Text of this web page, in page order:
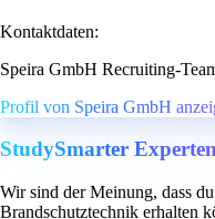
Kontaktdaten:
Speira GmbH Recruiting-
Profil von Speira GmbH
StudySmarter
Wir sind der Meinung, dass
Brandschutztechnik erhalten